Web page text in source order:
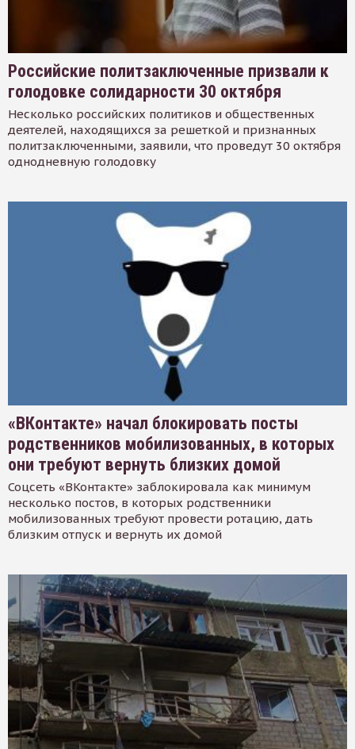
Российские политзаключенные призвали к
голодовке солидарности 30 октября
Несколько российских политиков и общественных
деятелей, находящихся за решеткой и признанных
политзаключенными, заявили, что проведут 30 октября
однодневную голодовку
«ВКонтакте» начал блокировать посты
родственников мобилизованных, в которых
они требуют вернуть близких домой
Соцсеть «ВКонтакте» заблокировала как минимум
несколько постов, в которых родственники
мобилизованных требуют провести ротацию, дать
близким отпуск и вернуть их домой